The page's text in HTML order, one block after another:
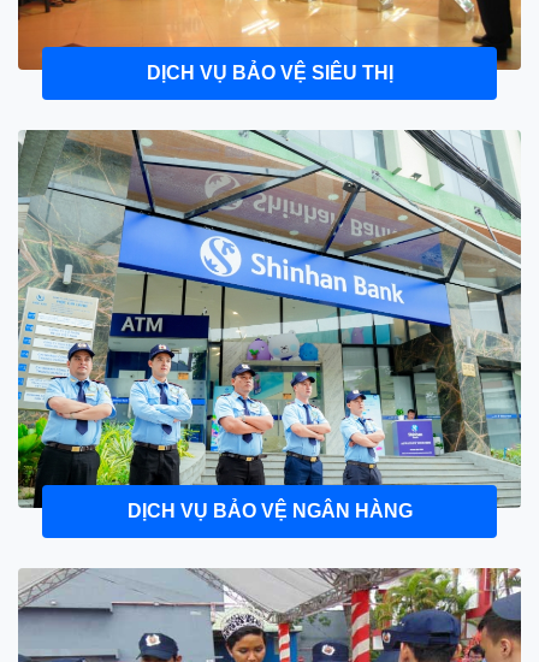
DỊCH VỤ BẢO VỆ SIÊU THỊ
DỊCH VỤ BẢO VỆ NGÂN HÀNG